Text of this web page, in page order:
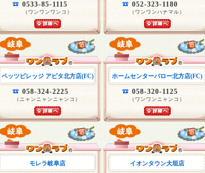
0533-85-1115
（ワンワンワンコ）
052-323-1180
（ワンワンハナマル）
ペッツビレッジ アピタ北方店(FC)
058-324-2225
（ニャンニャンニャンコ）
ホームセンターバロー北方店(FC)
058-320-1125
（ワンワンニャンコ）
モレラ岐阜店 イオンタウン大垣店